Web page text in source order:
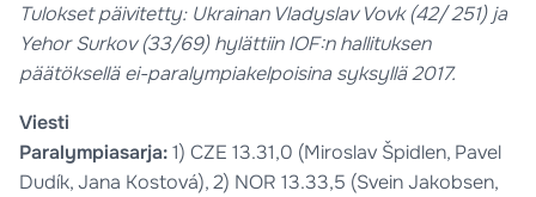
Tulokset päivitetty: Ukrainan Vladyslav Vovk (42/ 251) ja
Yehor Surkov (33/69) hylättiin IOF:n hallituksen
päätöksellä ei-paralympiakelpoisina syksyllä 2017.
Viesti
Paralympiasarja:1) CZE 13.31,0 (Miroslav Špidlen, Pavel
Dudík, Jana Kostová), 2) NOR 13.33,5 (Svein Jakobsen,